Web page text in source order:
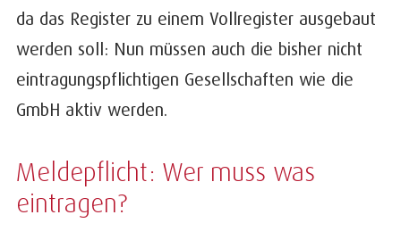
da das Register zu einem Vollregister ausgebaut
werden soll: Nun müssen auch die bisher nicht
eintragungspflichtigen Gesellschaften wie die
GmbH aktiv werden.
Meldepflicht: Wer muss was
eintragen?